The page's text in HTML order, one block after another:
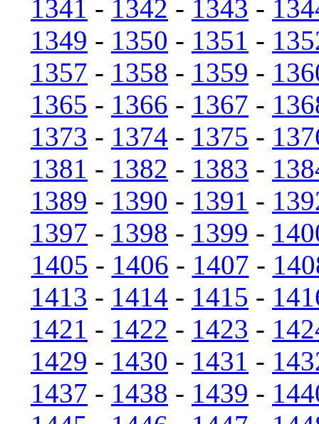
1341 - 1342 - 1343 -
1349 - 1350 - 1351 -
1357 - 1358 - 1359 -
1365 - 1366 - 1367 -
1373 - 1374 - 1375 -
1381 - 1382 - 1383 -
1389 - 1390 - 1391 -
1397 - 1398 - 1399 -
1405 - 1406 - 1407 -
1413 - 1414 - 1415 -
1421 - 1422 - 1423 -
1429 - 1430 - 1431 -
1437 - 1438 - 1439 -